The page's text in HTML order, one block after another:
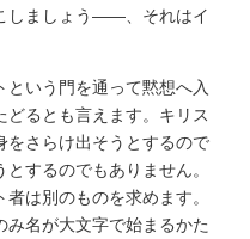
しましょう――、それはイ
いう門を通って黙想へ入
どるとも言えます。キリス
をさらけ出そうとするので
するのでもありません。
は別のものを求めます。
名が大文字で始まるかた